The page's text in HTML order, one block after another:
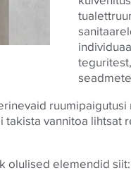
vannitoa lihtsat
olulised elemendid